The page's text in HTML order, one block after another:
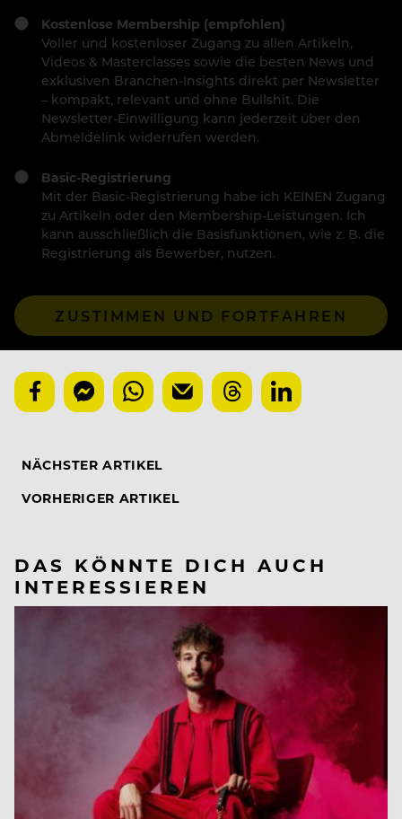
Kostenlose Membership (empfohlen)
Voller und kostenloser Zugang zu allen Artikeln,
Videos & Masterclasses sowie die besten News und
exklusiven Branchen-Insights direkt per Newsletter
– kompakt, relevant und ohne Bullshit. Die
Newsletter-Einwilligung kann jederzeit über den
Abmeldelink widerrufen werden.
Basic-Registrierung
Mit der Basic-Registrierung habe ich KEINEN Zugang
zu Artikeln oder den Membership-Leistungen. Ich
kann ausschließlich die Basisfunktionen, wie z. B. die
Registrierung als Bewerber, nutzen.
ZUSTIMMEN UND FORTFAHREN
NÄCHSTER ARTIKEL
VORHERIGER ARTIKEL
DAS KÖNNTE DICH AUCH
INTERESSIEREN